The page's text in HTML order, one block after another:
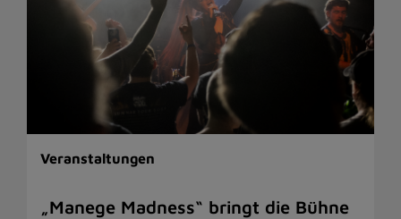
Veranstaltungen
„Manege Madness“ bringt die Bühne